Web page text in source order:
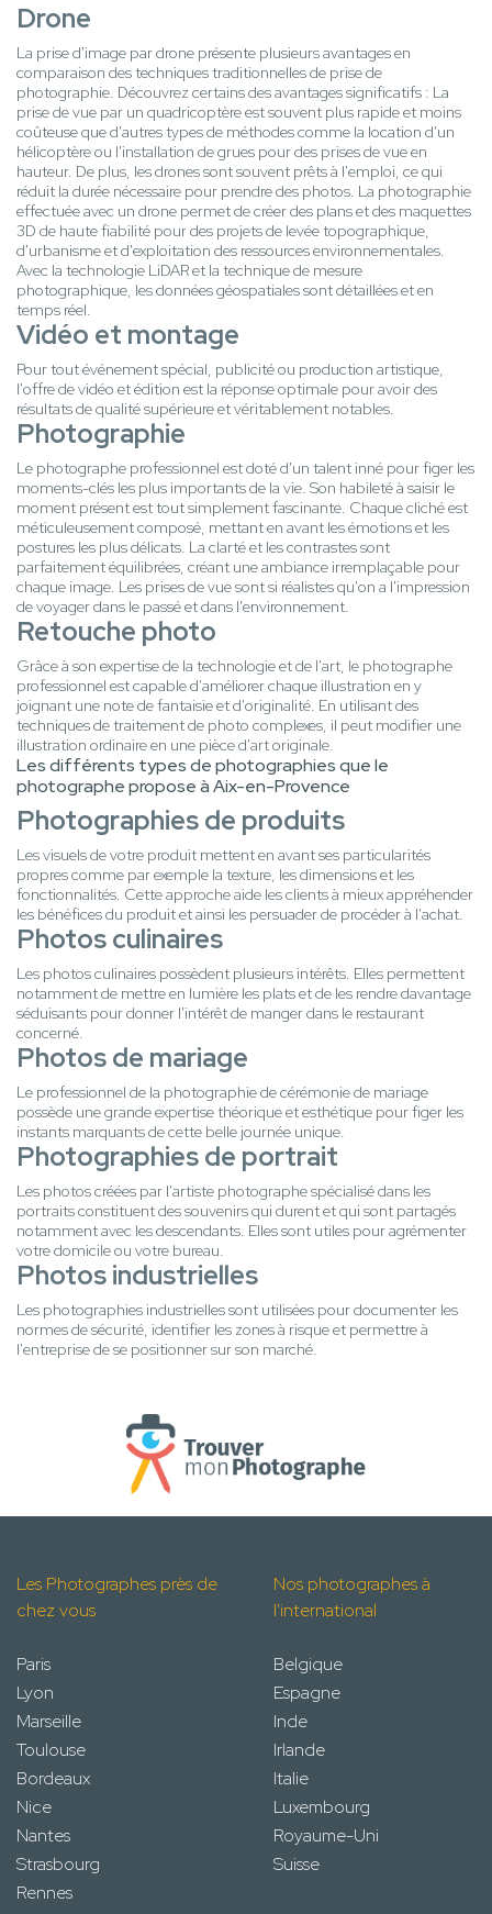
Drone
La prise d'image par drone présente plusieurs avantages en
comparaison des techniques traditionnelles de prise de
photographie. Découvrez certains des avantages significatifs : La
prise de vue par un quadricoptère est souvent plus rapide et moins
coûteuse que d'autres types de méthodes comme la location d'un
hélicoptère ou l'installation de grues pour des prises de vue en
hauteur. De plus, les drones sont souvent prêts à l'emploi, ce qui
réduit la durée nécessaire pour prendre des photos. La photographie
effectuée avec un drone permet de créer des plans et des maquettes
3D de haute fiabilité pour des projets de levée topographique,
d'urbanisme et d'exploitation des ressources environnementales.
Avec la technologie LiDAR et la technique de mesure
photographique, les données géospatiales sont détaillées et en
temps réel.
Vidéo et montage
Pour tout événement spécial, publicité ou production artistique,
l'offre de vidéo et édition est la réponse optimale pour avoir des
résultats de qualité supérieure et véritablement notables.
Photographie
Le photographe professionnel est doté d'un talent inné pour figer les
moments-clés les plus importants de la vie. Son habileté à saisir le
moment présent est tout simplement fascinante. Chaque cliché est
méticuleusement composé, mettant en avant les émotions et les
postures les plus délicats. La clarté et les contrastes sont
parfaitement équilibrées, créant une ambiance irremplaçable pour
chaque image. Les prises de vue sont si réalistes qu'on a l'impression
de voyager dans le passé et dans l'environnement.
Retouche photo
Grâce à son expertise de la technologie et de l'art, le photographe
professionnel est capable d'améliorer chaque illustration en y
joignant une note de fantaisie et d'originalité. En utilisant des
techniques de traitement de photo complexes, il peut modifier une
illustration ordinaire en une pièce d'art originale.
Les différents types de photographies que le
photographe propose à Aix-en-Provence
Photographies de produits
Les visuels de votre produit mettent en avant ses particularités
propres comme par exemple la texture, les dimensions et les
fonctionnalités. Cette approche aide les clients à mieux appréhender
les bénéfices du produit et ainsi les persuader de procéder à l'achat.
Photos culinaires
Les photos culinaires possèdent plusieurs intérêts. Elles permettent
notamment de mettre en lumière les plats et de les rendre davantage
séduisants pour donner l'intérêt de manger dans le restaurant
concerné.
Photos de mariage
Le professionnel de la photographie de cérémonie de mariage
possède une grande expertise théorique et esthétique pour figer les
instants marquants de cette belle journée unique.
Photographies de portrait
Les photos créées par l'artiste photographe spécialisé dans les
portraits constituent des souvenirs qui durent et qui sont partagés
notamment avec les descendants. Elles sont utiles pour agrémenter
votre domicile ou votre bureau.
Photos industrielles
Les photographies industrielles sont utilisées pour documenter les
normes de sécurité, identifier les zones à risque et permettre à
l'entreprise de se positionner sur son marché.
Les Photographes près de
chez vous
Paris
Lyon
Marseille
Toulouse
Bordeaux
Nice
Nantes
Strasbourg
Rennes
Nos photographes à
l'international
Belgique
Espagne
Inde
Irlande
Italie
Luxembourg
Royaume-Uni
Suisse